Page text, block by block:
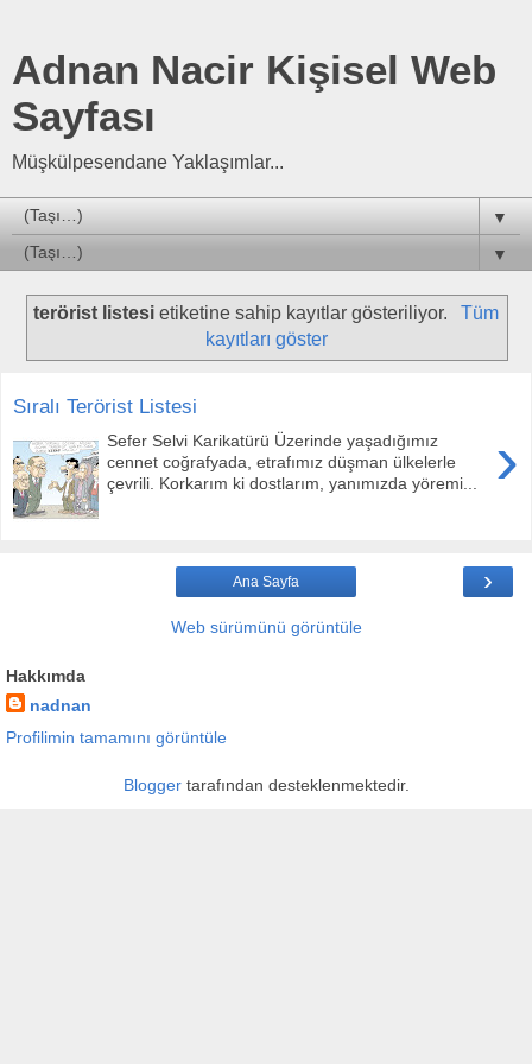
Adnan Nacir Kişisel Web
Sayfası
Müşkülpesendane Yaklaşımlar...
▼
▼
terörist listesi etiketine sahip kayıtlar gösteriliyor.
Tüm
kayıtları göster
Sıralı Terörist Listesi
›
Sefer Selvi Karikatürü Üzerinde yaşadığımız
cennet coğrafyada, etrafımız düşman ülkelerle
çevrili. Korkarım ki dostlarım, yanımızda yöremi...
›
Ana Sayfa
Web sürümünü görüntüle
Hakkımda
nadnan
Profilimin tamamını görüntüle
Bloggertarafından desteklenmektedir.